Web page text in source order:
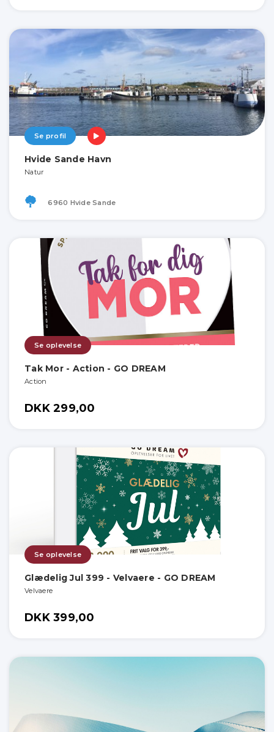
Se profil
Hvide Sande Havn
Natur
6960 Hvide Sande
Se oplevelse
Tak Mor - Action - GO DREAM
Action
DKK 299,00
Se oplevelse
Glædelig Jul 399 - Velvaere - GO DREAM
Velvaere
DKK 399,00